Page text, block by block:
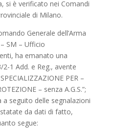
si è verificato nei Comandi
di Milano.
Generale dell’Arma
SM – Ufficio
ha emanato una
1 Add. e Reg., avente
PER –
– senza A.G.S.”;
seguito delle segnalazioni
da dati di fatto,
segue: